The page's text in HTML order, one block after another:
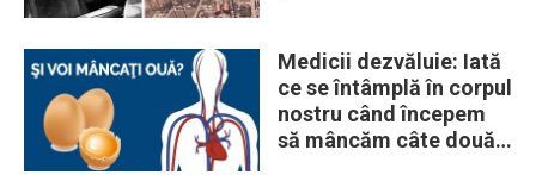
Medicii dezvăluie: Iată
ce se întâmplă în corpul
nostru când începem
să mâncăm câte două